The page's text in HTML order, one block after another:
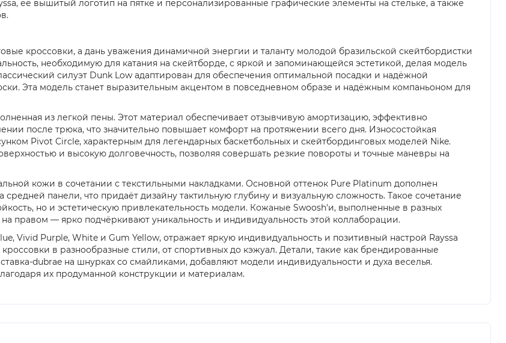
её вышитый логотип на пятке и персонализированные графические элементы на стельке, а также
кроссовки, а дань уважения динамичной энергии и таланту молодой бразильской скейтбордистки
необходимую для катания на скейтборде, с яркой и запоминающейся эстетикой, делая модель
силуэт Dunk Low адаптирован для обеспечения оптимальной посадки и надёжной
Эта модель станет выразительным акцентом в повседневном образе и надёжным компаньоном для
из легкой пены. Этот материал обеспечивает отзывчивую амортизацию, эффективно
после трюка, что значительно повышает комфорт на протяжении всего дня. Износостойкая
Pivot Circle, характерным для легендарных баскетбольных и скейтбординговых моделей Nike.
и высокую долговечность, позволяя совершать резкие повороты и точные маневры на
кожи в сочетании с текстильными накладками. Основной оттенок Pure Platinum дополнен
панели, что придаёт дизайну тактильную глубину и визуальную сложность. Такое сочетание
но и эстетическую привлекательность модели. Кожаные Swoosh'и, выполненные в разных
правом — ярко подчёркивают уникальность и индивидуальность этой коллаборации.
Vivid Purple, White и Gum Yellow, отражает яркую индивидуальность и позитивный настрой Rayssa
в разнообразные стили, от спортивных до кэжуал. Детали, такие как брендированные
dubrae на шнурках со смайликами, добавляют модели индивидуальности и духа веселья.
их продуманной конструкции и материалам.